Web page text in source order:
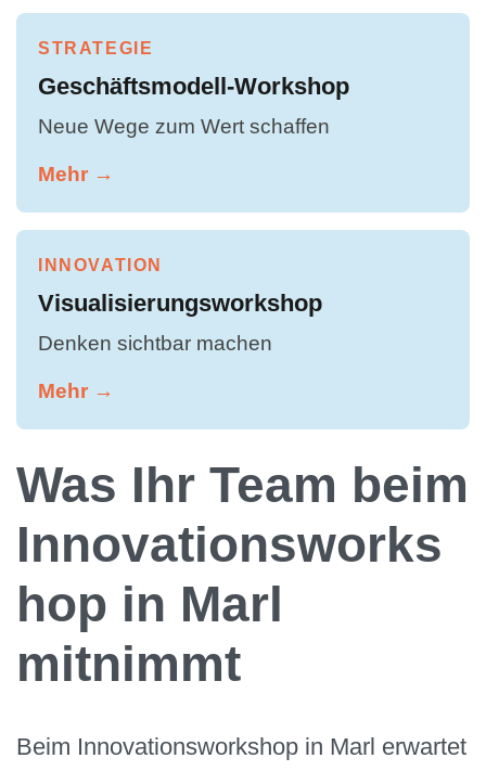
STRATEGIE
Geschäftsmodell-Workshop
Neue Wege zum Wert schaffen
Mehr →
INNOVATION
Visualisierungsworkshop
Denken sichtbar machen
Mehr →
Was Ihr Team beim
Innovationsworks
hop in Marl
mitnimmt
Beim Innovationsworkshop in Marl erwartet